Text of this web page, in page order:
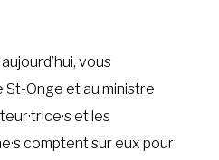
vous
St-Onge et au ministre
et les
comptent sur eux pour